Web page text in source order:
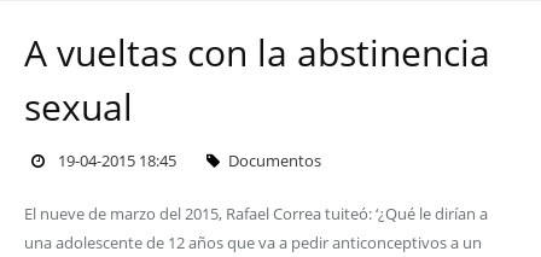
A vueltas con la abstinencia
sexual
19-04-2015 18:45 Documentos
El nueve de marzo del 2015, Rafael Correa tuiteó: ‘¿Qué le dirían a
una adolescente de 12 años que va a pedir anticonceptivos a un